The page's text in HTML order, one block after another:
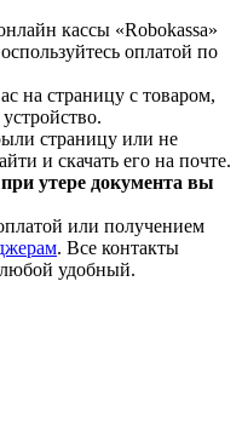
кассы «Robokassa»
оплатой по
на страницу с товаром,
страницу или не
и скачать его на почте.
утере документа вы
или получением
. Все контакты
удобный.